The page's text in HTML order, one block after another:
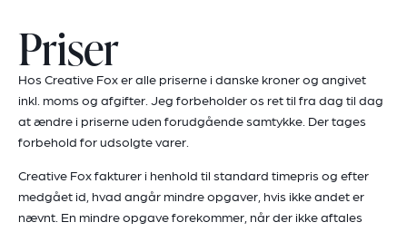
Priser
Hos Creative Fox er alle priserne i danske kroner og angivet
inkl. moms og afgifter. Jeg forbeholder os ret til fra dag til dag
at ændre i priserne uden forudgående samtykke. Der tages
forbehold for udsolgte varer.
Creative Fox fakturer i henhold til standard timepris og efter
medgået id, hvad angår mindre opgaver, hvis ikke andet er
nævnt. En mindre opgave forekommer, når der ikke aftales